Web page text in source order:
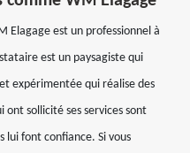
Elagage est un professionnel à
est un paysagiste qui
expérimentée qui réalise des
sollicité ses services sont
lui font confiance. Si vous